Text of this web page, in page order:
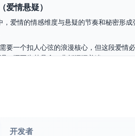
爱情悬疑）
，爱情的情感维度与悬疑的节奏和秘密形
需要一个扣人心弦的浪漫核心，但这段爱情
，还要为其悬念、曲折深深着迷。
心理代入角色的内心冲突中，同时利用慢
开发者